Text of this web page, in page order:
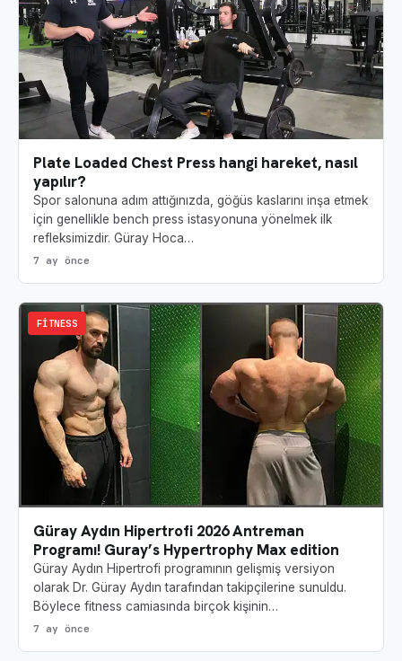
Plate Loaded Chest Press hangi hareket, nasıl
yapılır?
Spor salonuna adım attığınızda, göğüs kaslarını inşa etmek
için genellikle bench press istasyonuna yönelmek ilk
refleksimizdir. Güray Hoca…
7 ay önce
FITNESS
Güray Aydın Hipertrofi 2026 Antreman
Programı! Guray’s Hypertrophy Max edition
Güray Aydın Hipertrofi programının gelişmiş versiyon
olarak Dr. Güray Aydın tarafından takipçilerine sunuldu.
Böylece fitness camiasında birçok kişinin…
7 ay önce